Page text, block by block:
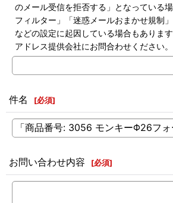
のメール受信を拒否する」となっている
フィルター」「迷惑メールおまかせ規制
などの設定に起因している場合もありま
アドレス提供会社にお問合わせください。
件名 [必須]
お問い合わせ内容 [必須]